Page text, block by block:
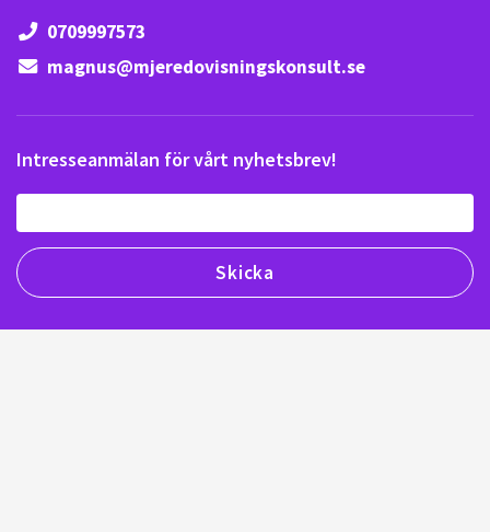
0709997573
magnus@mjeredovisningskonsult.se
Intresseanmälan för vårt nyhetsbrev!